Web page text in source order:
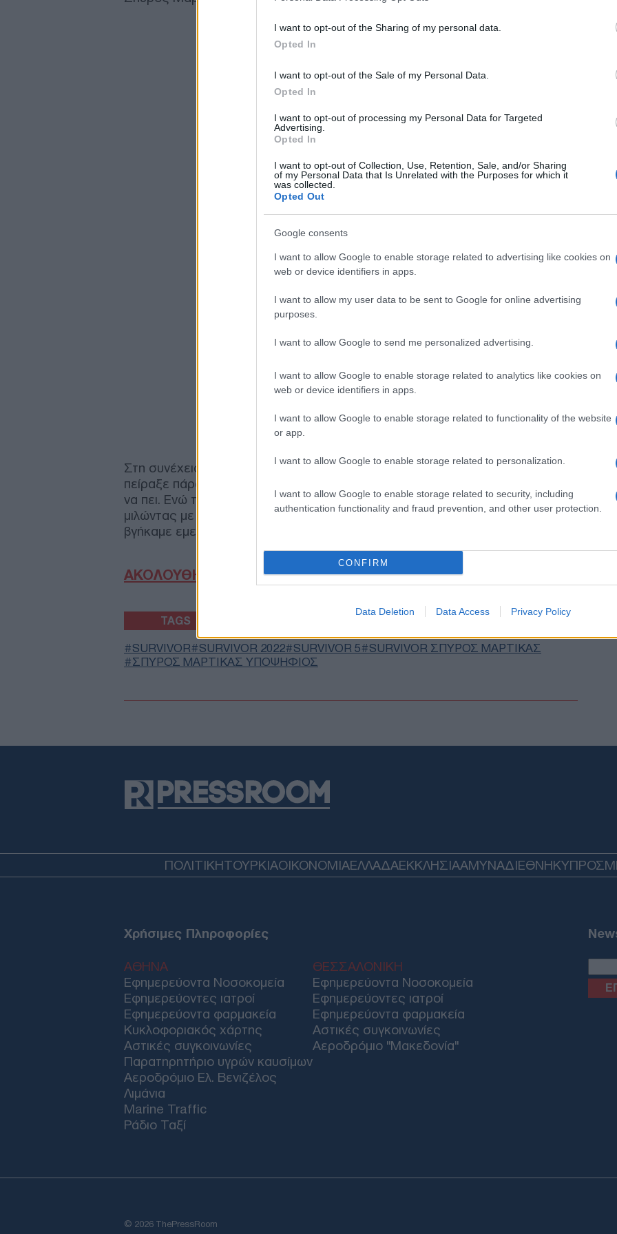
I want to opt-out of the Sharing of my personal data.
Opted In
I want to opt-out of the Sale of my Personal Data.
Opted In
I want to opt-out of processing my Personal Data for Targeted
Advertising.
Opted In
I want to opt-out of Collection, Use, Retention, Sale, and/or Sharing
of my Personal Data that Is Unrelated with the Purposes for which it
was collected.
Opted Out
Google consents
I want to allow Google to enable storage related to advertising like cookies on
web or device identifiers in apps.
I want to allow my user data to be sent to Google for online advertising
purposes.
I want to allow Google to send me personalized advertising.
I want to allow Google to enable storage related to analytics like cookies on
web or device identifiers in apps.
I want to allow Google to enable storage related to functionality of the website
or app.
I want to allow Google to enable storage related to personalization.
I want to allow Google to enable storage related to security, including
authentication functionality and fraud prevention, and other user protection.
CONFIRM
Data Deletion Data Access Privacy Policy
Στη συνέχεια η Σταυρούλα είπε στην κάμερα της παραγωγής: «Τον Σπύρο τον
πείραξε πάρα πολύ που ψηφίστηκε, τα έχασε στο συμβούλιο και δεν ήξερε τι
να πει. Ενώ τον είχα πιάσει από πριν και του είχα πει ότι με αυτά που κάνει,
μιλώντας με τους άλλους, θα τον ψηφίσω. Τελικά λοιπόν μας την έφεραν και
βγήκαμε εμείς οι χαζοί και αυτοί οι έξυπνοι».
ΑΚΟΛΟΥΘΗΣΤΕ ΜΑΣ ΣΤΟ GOOGLE NEWS ΚΑΝΟΝΤΑΣ ΚΛΙΚ ΕΔΩ
TAGS
SURVIVOR SURVIVOR 2022 SURVIVOR 5
SURVIVOR ΣΠΥΡΟΣ ΜΑΡΤΙΚΑΣ
ΣΠΥΡΟΣ ΜΑΡΤΙΚΑΣ ΥΠΟΨΗΦΙΟΣ
τον
ΠΟΛΙΤΙΚΗΤΟΥΡΚΙΑΟΙΚΟΝΟΜΙΑΕΛΛΑΔΑΕΚΚΛΗΣΙΑΑΜΥΝΑΔΙΕΘΝΗΚΥΠΡΟΣ
Χρήσιμες Πληροφορίες
ΑΘΗΝΑ
Εφημερεύοντα Νοσοκομεία
Εφημερεύοντες ιατροί
Εφημερεύοντα φαρμακεία
Κυκλοφοριακός χάρτης
Αστικές συγκοινωνίες
Παρατηρητήριο υγρών καυσίμων
Αεροδρόμιο Ελ. Βενιζέλος
Λιμάνια
Marine Traffic
Ράδιο Ταξί
ΘΕΣΣΑΛΟΝΙΚΗ
Εφημερεύοντα Νοσοκομεία
Εφημερεύοντες ιατροί
Εφημερεύοντα φαρμακεία
Αστικές συγκοινωνίες
Αεροδρόμιο "Μακεδονία"
© 2026 ThePressRoom